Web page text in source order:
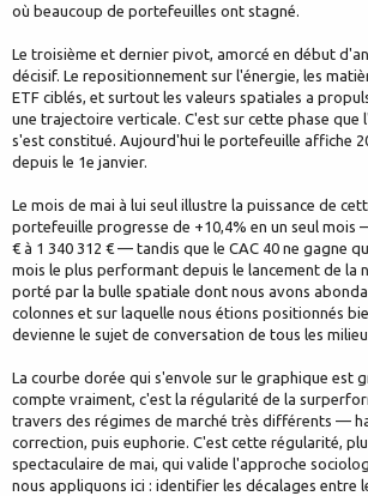
où beaucoup de portefeuilles ont stagné.
Le troisième et dernier pivot, amorcé en début
décisif. Le repositionnement sur l'énergie, les
ETF ciblés, et surtout les valeurs spatiales a
une trajectoire verticale. C'est sur cette phase que
s'est constitué. Aujourd'hui le portefeuille affiche
depuis le 1e janvier.
Le mois de mai à lui seul illustre la puissance de
portefeuille progresse de +10,4% en un seul mois
€ à 1 340 312 € — tandis que le CAC 40 ne gagne
mois le plus performant depuis le lancement de la
porté par la bulle spatiale dont nous avons
colonnes et sur laquelle nous étions positionnés
devienne le sujet de conversation de tous les
La courbe dorée qui s'envole sur le graphique est
compte vraiment, c'est la régularité de la
travers des régimes de marché très différents —
correction, puis euphorie. C'est cette régularité,
spectaculaire de mai, qui valide l'approche
nous appliquons ici : identifier les décalages entre